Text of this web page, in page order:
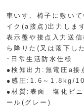
車いす、椅子に敷い
イク(a接
表示盤や接点入力送
ら降りた(又は落下し
･日常生活防水仕様
●検知出力:無電圧a接
●感圧:1.6～1.8kg/
●材質:表面 塩化ビニ
ール(グレー)